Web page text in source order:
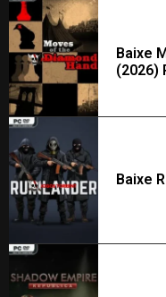
Baixe
(2026)
Baixe